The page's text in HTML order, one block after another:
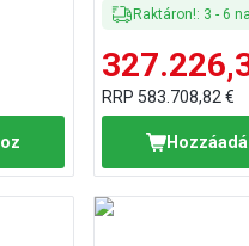
Raktáron!: 3 - 6
RRP 583.708,82 €